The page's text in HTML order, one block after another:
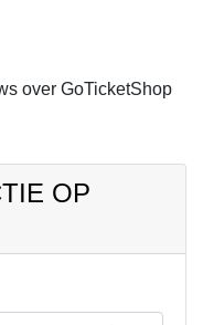
over GoTicketShop
OP